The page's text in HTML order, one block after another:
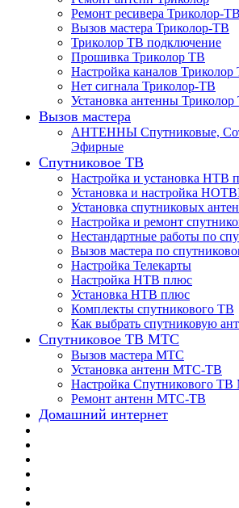
Ремонт ресивера Триколор-ТВ
Вызов мастера Триколор-ТВ
Триколор ТВ подключение
Прошивка Триколор ТВ
Настройка каналов Триколор
Нет сигнала Триколор-ТВ
Установка антенны
Вызов мастера
АНТЕННЫ Спутниковые,
Эфирные
Спутниковое ТВ
Настройка и установка НТВ
Установка и настройка
Установка спутниковых
Настройка и ремонт
Нестандартные работы по
Вызов мастера по
Настройка Телекарты
Настройка НТВ плюс
Установка НТВ плюс
Комплекты спутникового ТВ
Как выбрать спутниковую
Спутниковое ТВ МТС
Вызов мастера МТС
Установка антенн МТС-ТВ
Настройка Спутникового
Ремонт антенн МТС-ТВ
Домашний интернет